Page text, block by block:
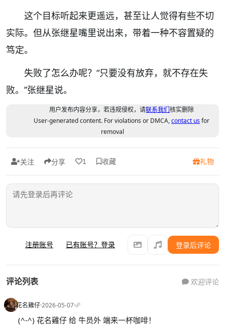
这个目标听起来更遥远，甚至让人觉得有些不切
实际。但从张继星嘴里说出来，带着一种不容置疑的
笃定。
失败了怎么办呢？“只要没有放弃，就不存在失
败。”张继星说。
用户发布内容分享，若违规侵权，请联系我们核实删除
User-generated content. For violations or DMCA,contact usfor
removal
关注 分享 1 收藏 礼物
注册账号 已有账号？登录 登录后评论
评论列表 欢迎评论
花名雞仔·2026-05-07·
(^-^) 花名雞仔 给 牛员外 端来一杯咖啡！